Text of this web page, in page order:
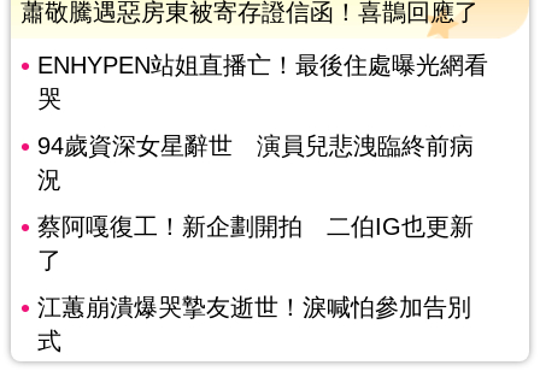
蕭敬騰遇惡房東被寄存證信函！喜鵲回應了
ENHYPEN站姐直播亡！最後住處曝光網看
哭
94歲資深女星辭世 演員兒悲洩臨終前病
況
蔡阿嘎復工！新企劃開拍 二伯IG也更新
了
江蕙崩潰爆哭摯友逝世！淚喊怕參加告別
式